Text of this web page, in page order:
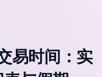
易时间：实